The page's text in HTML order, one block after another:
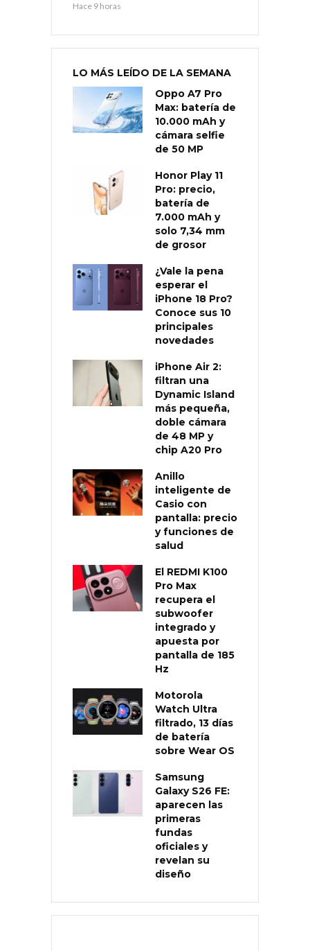
Hace 9 horas
LO MÁS LEÍDO DE LA SEMANA
Oppo A7 Pro
Max: batería de
10.000 mAh y
cámara selfie
de 50 MP
Honor Play 11
Pro: precio,
batería de
7.000 mAh y
solo 7,34 mm
de grosor
¿Vale la pena
esperar el
iPhone 18 Pro?
Conoce sus 10
principales
novedades
iPhone Air 2:
filtran una
Dynamic Island
más pequeña,
doble cámara
de 48 MP y
chip A20 Pro
Anillo
inteligente de
Casio con
pantalla: precio
y funciones de
salud
El REDMI K100
Pro Max
recupera el
subwoofer
integrado y
apuesta por
pantalla de 185
Hz
Motorola
Watch Ultra
filtrado, 13 días
de batería
sobre Wear OS
Samsung
Galaxy S26 FE:
aparecen las
primeras
fundas
oficiales y
revelan su
diseño